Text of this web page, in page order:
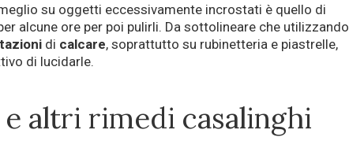
su oggetti eccessivamente incrostati è quello di
alcune ore per poi pulirli. Da sottolineare che utilizzando
di calcare, soprattutto su rubinetteria e piastrelle,
di lucidarle.
altri rimedi casalinghi